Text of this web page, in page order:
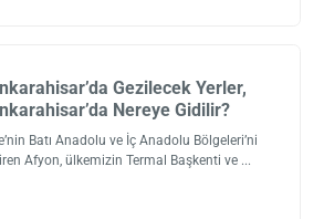
Gezilecek Yerler,
Nereye Gidilir?
Batı Anadolu ve İç Anadolu Bölgeleri’ni
Afyon, ülkemizin Termal Başkenti ve